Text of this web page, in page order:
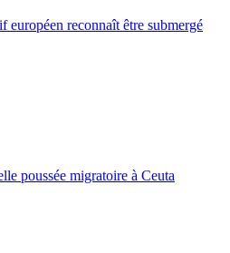
européen reconnaît être submergé
poussée migratoire à Ceuta